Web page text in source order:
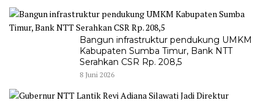
Bangun infrastruktur pendukung UMKM
Kabupaten Sumba Timur, Bank NTT
Serahkan CSR Rp. 208,5
8 Juni 2026